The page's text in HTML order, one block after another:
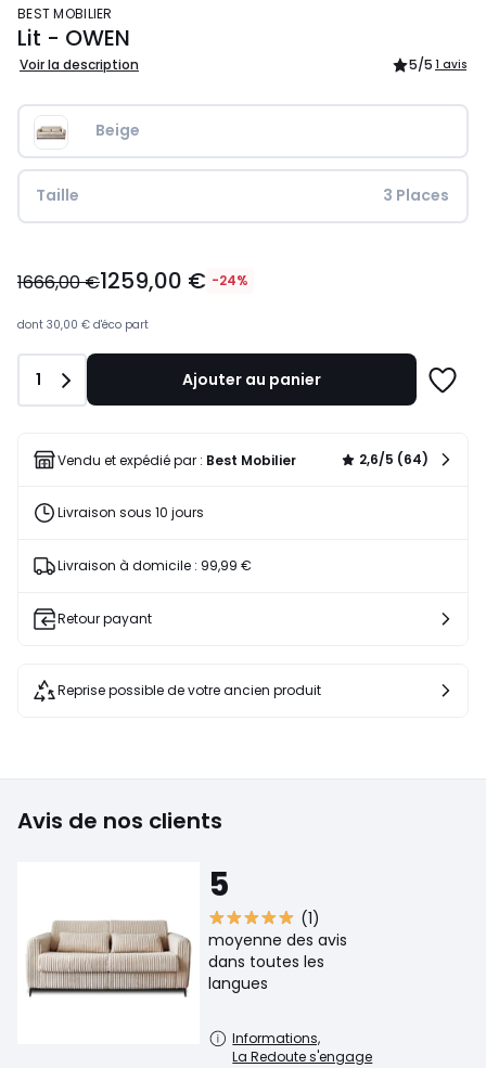
BEST MOBILIER
Lit - OWEN
Voir la description 5/5 1 avis
Beige
Taille 3 Places
€
lieu
1666,00
24%
réduction
appliquée.
1666,00 €1259,00 € -24%
dont 30,00 € d'éco part
Quantité
1 Ajouter au panier
liste
Vendu et expédié par : Best Mobilier 2,6/5 (64)
Livraison sous 10 jours
Livraison à domicile : 99,99 €
Retour payant
Reprise possible de votre ancien produit
Avis de nos clients
5
(1)
moyenne des avis
dans toutes les
langues
Informations,
La Redoute s'engage